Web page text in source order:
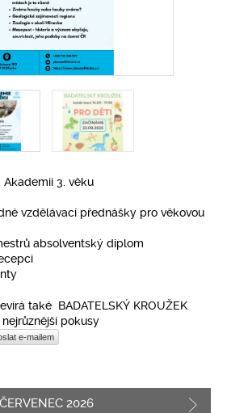
3. věku
vzdělávací přednášky pro věkovou
absolventský diplom
také BADATELSKÝ KROUŽEK
pokusy
e-mailem
ČERVENEC 2026